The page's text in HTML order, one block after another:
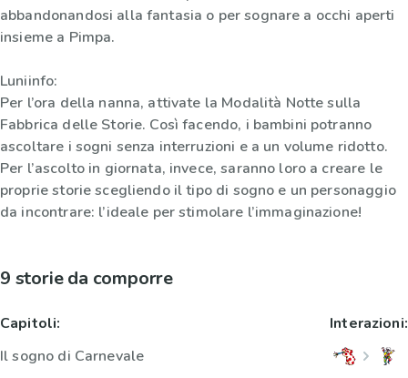
abbandonandosi alla fantasia o per sognare a occhi aperti
insieme a Pimpa.
Luniinfo:
Per l’ora della nanna, attivate la Modalità Notte sulla
Fabbrica delle Storie. Così facendo, i bambini potranno
ascoltare i sogni senza interruzioni e a un volume ridotto.
Per l’ascolto in giornata, invece, saranno loro a creare le
proprie storie scegliendo il tipo di sogno e un personaggio
da incontrare: l’ideale per stimolare l’immaginazione!
9 storie da comporre
Capitoli:
Il sogno di Carnevale
Interazioni: